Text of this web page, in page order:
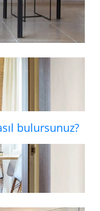
bulursunuz?